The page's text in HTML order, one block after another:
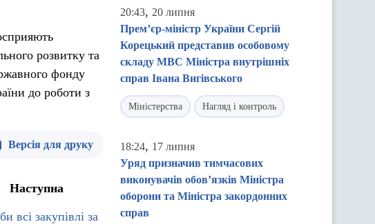
розвитку та
фонду
до роботи з
Версія для друку
Наступна
всі закупівлі за
20:43, 20 липня
Прем’єр-міністр України Сергій
Корецький представив особовому
складу МВС Міністра внутрішніх
справ Івана Вигівського
Міністерства Нагляд і контроль
18:24, 17 липня
Уряд призначив тимчасових
виконувачів обов’язків Міністра
оборони та Міністра закордонних
справ